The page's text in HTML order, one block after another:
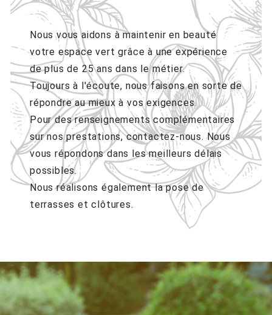
Nous vous aidons à maintenir en beauté
votre espace vert grâce à une expérience
de plus de 25 ans dans le métier.
Toujours à l'écoute, nous faisons en sorte de
répondre au mieux à vos exigences.
Pour des renseignements complémentaires
sur nos prestations, contactez-nous. Nous
vous répondons dans les meilleurs délais
possibles.
Nous réalisons également la pose de
terrasses et clôtures.